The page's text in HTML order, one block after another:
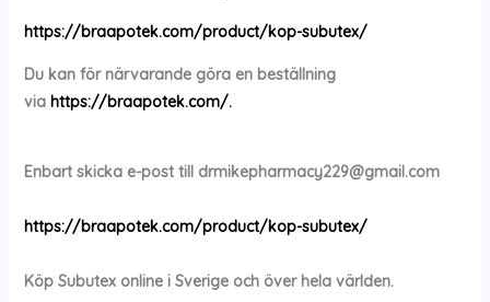
https://braapotek.com/product/kop-subutex/
Du kan för närvarande göra en beställning
via https://braapotek.com/.
Enbart skicka e-post till drmikepharmacy229@gmail.com
https://braapotek.com/product/kop-subutex/
Köp Subutex online i Sverige och över hela världen.